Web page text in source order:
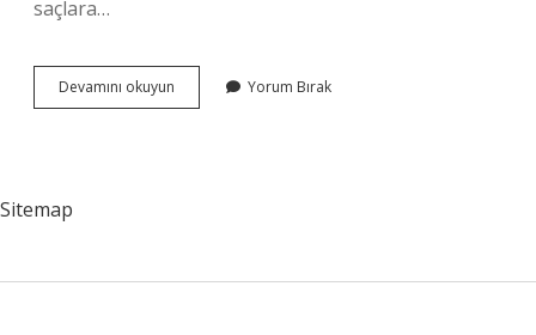
saçlara…
Devamını okuyun
Yağı
Yorum Bırak
Sitemap